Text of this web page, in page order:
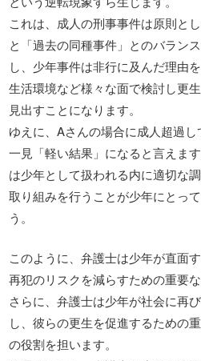
これは、成人の刑事事件は原則と
と「過去の同種事件」とのバラン
し、少年事件は非行に及んだ理由
生活環境など様々な面で検討し更
見出すことになります。
ゆえに、Aさんの場合に成人超過
一見「軽い結果」になると言えま
は少年として扱われる内に適切な
取り組みを行うことが少年にとっ
う。
このように、弁護士は少年が直面
再犯のリスクを減らすための重要な
さらに、弁護士は少年が社会に再
し、彼らの更生を促進するための
の役割を担います。